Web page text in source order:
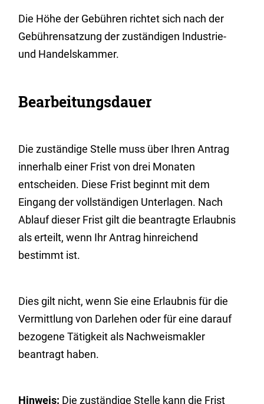
Die Höhe der Gebühren richtet sich nach der
Gebührensatzung der zuständigen Industrie-
und Handelskammer.
Bearbeitungsdauer
Die zuständige Stelle muss über Ihren Antrag
innerhalb einer Frist von drei Monaten
entscheiden. Diese Frist beginnt mit dem
Eingang der vollständigen Unterlagen. Nach
Ablauf dieser Frist gilt die beantragte Erlaubnis
als erteilt, wenn Ihr Antrag hinreichend
bestimmt ist.
Dies gilt nicht, wenn Sie eine Erlaubnis für die
Vermittlung von Darlehen oder für eine darauf
bezogene Tätigkeit als Nachweismakler
beantragt haben.
Hinweis: Die zuständige Stelle kann die Frist